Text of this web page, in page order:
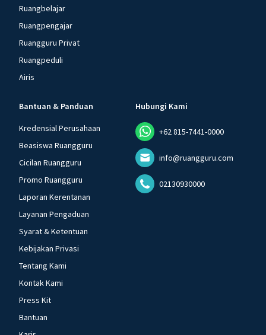
Ruangbelajar
Ruangpengajar
Ruangguru Privat
Ruangpeduli
Airis
Bantuan & Panduan
Kredensial Perusahaan
Beasiswa Ruangguru
Cicilan Ruangguru
Promo Ruangguru
Laporan Kerentanan
Layanan Pengaduan
Syarat & Ketentuan
Kebijakan Privasi
Tentang Kami
Kontak Kami
Press Kit
Bantuan
Hubungi Kami
+62 815-7441-0000
info@ruangguru.com
02130930000